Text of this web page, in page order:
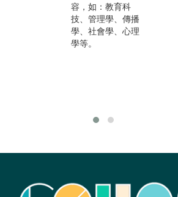
容，如：教育科
技、管理學、傳播
學、社會學、心理
學等。